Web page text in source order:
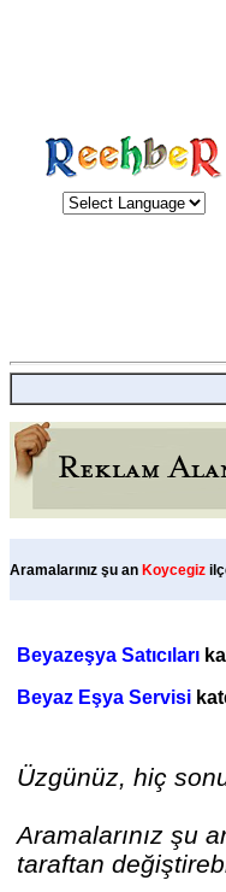
Aramalarınız şu an Koycegiz
Beyazeşya Satıcıları
Beyaz Eşya Servisi
Üzgünüz, hiç
Aramalarınız şu
taraftan